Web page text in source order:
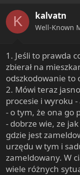
o
n
s
K kalvatn
Well-Known
1. Jeśli to prawda
zbierał na
odszkodowanie to
2. Mówi teraz
procesie i wyroku -
- o tym, że ona go
- dobrze wie, ze
gdzie jest
urzędu w tym i
zameldowany. W
wiele różnych